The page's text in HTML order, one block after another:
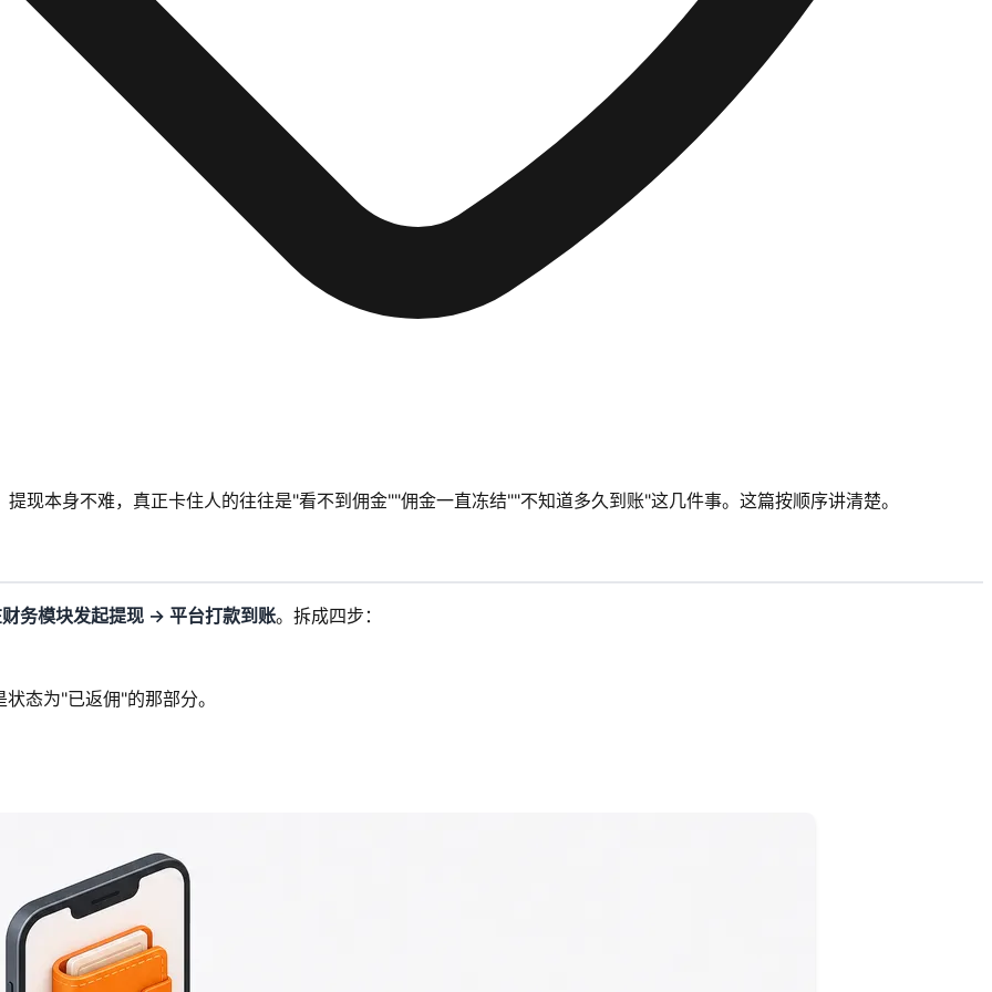
现本身不难，真正卡住人的往往是"看不到佣金""佣金一直冻结""不知道多久到账"这几件事。这篇按顺序讲清楚。
务模块发起提现 → 平台打款到账。拆成四步：
态为"已返佣"的那部分。